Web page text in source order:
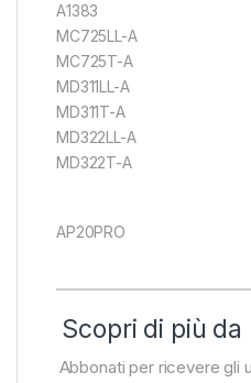
A1383
MC725LL-A
MC725T-A
MD311LL-A
MD311T-A
MD322LL-A
MD322T-A
AP20PRO
Scopri di più
Abbonati per ricevere gli